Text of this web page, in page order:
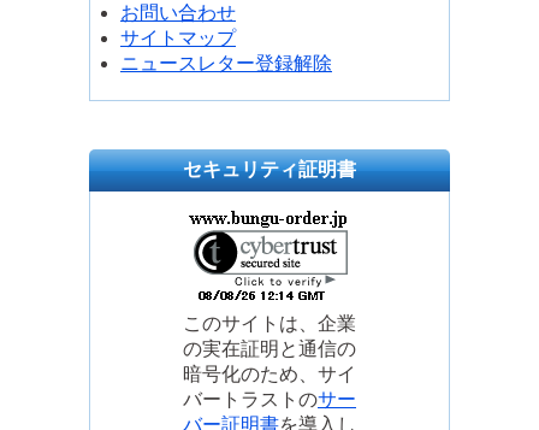
お問い合わせ
サイトマップ
ニュースレター登録解除
セキュリティ証明書
このサイトは、企業
の実在証明と通信の
暗号化のため、サイ
バートラストのサー
バー証明書を導入し